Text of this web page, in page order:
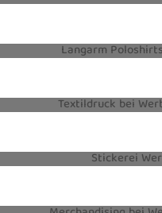
TEXTILIEN
TEXTILDRUCK
STICKEREI